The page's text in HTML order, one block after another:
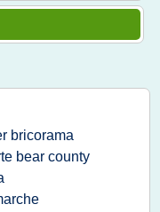
bricorama
bear county